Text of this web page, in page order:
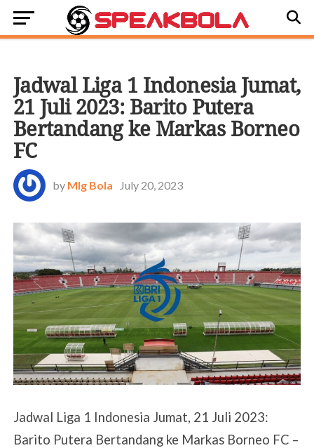
Jadwal Liga 1 Indonesia Jumat,
21 Juli 2023: Barito Putera
Bertandang ke Markas Borneo
FC
by Mlg Bola July 20, 2023
Jadwal Liga 1 Indonesia Jumat, 21 Juli 2023:
Barito Putera Bertandang ke Markas Borneo FC –